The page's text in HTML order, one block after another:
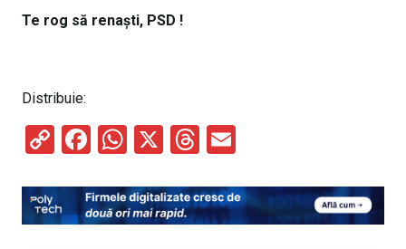
Te rog să renaști, PSD !
Distribuie:
C
py
Li
F
ce
b
W
at
s
X
T
e
a
ail